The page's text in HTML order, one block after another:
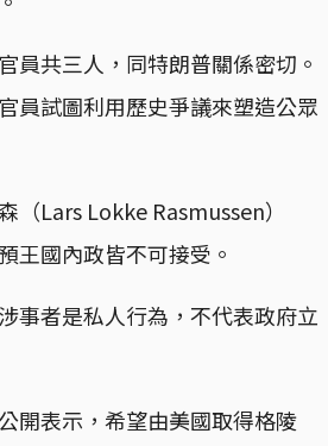
員共三人，同特朗普關係密切。
員試圖利用歷史爭議來塑造公眾
（Lars Lokke Rasmussen）
王國內政皆不可接受。
事者是私人行為，不代表政府立
開表示，希望由美國取得格陵